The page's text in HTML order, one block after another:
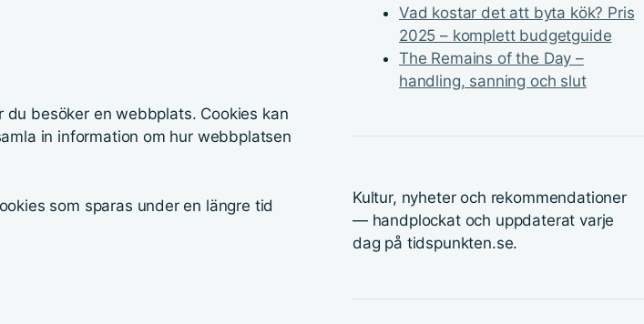
besöker en webbplats. Cookies kan
in information om hur webbplatsen
som sparas under en längre tid
Vad kostar det att byta kök? Pris
2025 – komplett budgetguide
The Remains of the Day –
handling, sanning och slut
Kultur, nyheter och rekommendationer
— handplockat och uppdaterat varje
dag på tidspunkten.se.